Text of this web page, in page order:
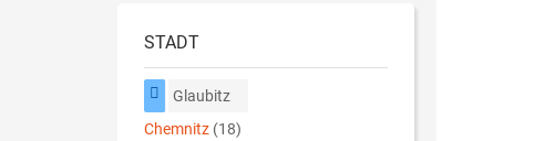
STADT
Glaubitz
Chemnitz (18)